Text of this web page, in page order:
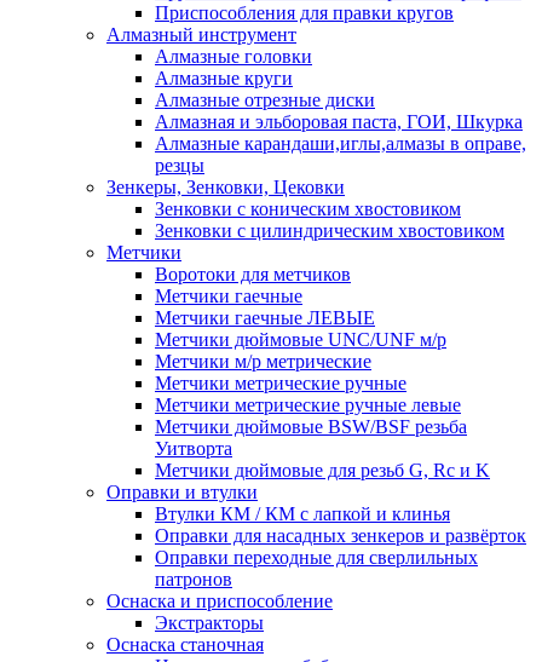
Приспособления для правки кругов
Алмазный инструмент
Алмазные головки
Алмазные круги
Алмазные отрезные диски
Алмазная и эльборовая паста, ГОИ, Шкурка
Алмазные карандаши,иглы,алмазы в оправе,
резцы
Зенкеры, Зенковки, Цековки
Зенковки с коническим хвостовиком
Зенковки с цилиндрическим хвостовиком
Метчики
Воротоки для метчиков
Метчики гаечные
Метчики гаечные ЛЕВЫЕ
Метчики дюймовые UNC/UNF м/р
Метчики м/р метрические
Метчики метрические ручные
Метчики метрические ручные левые
Метчики дюймовые BSW/BSF резьба
Уитворта
Метчики дюймовые для резьб G, Rc и K
Оправки и втулки
Втулки КМ / КМ с лапкой и клинья
Оправки для насадных зенкеров и развёрток
Оправки переходные для сверлильных
патронов
Оснаска и приспособление
Экстракторы
Оснаска станочная